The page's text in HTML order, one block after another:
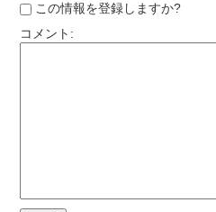
この情報を登録しますか?
コメント: